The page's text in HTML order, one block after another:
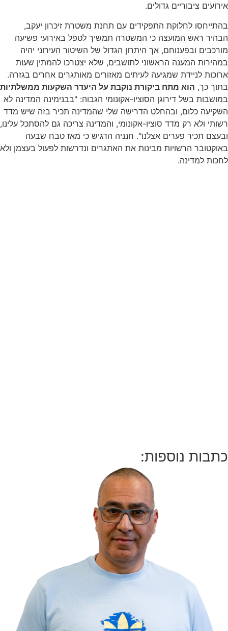
אירועים ציבוריים גדולים.
בהתייחסו לחלוקת התפקידים עם תחנת משטרת זיכרון יעקב,
הבהיר ראש המועצה כי המשטרה תמשיך לטפל באירועי פשיעה
מורכבים ובפענוחם, אך היתרון הגדול של השיטור העירוני יהיה
במהירות המענה הראשוני לתושבים, שלא יצטרכו להמתין שעות
ארוכות לניידת שמגיעה לעיתים מאזורים מאותגרים אחרים בגזרה.
בתוך כך, הוא מתח ביקורת נוקבת על היעדר השקעות ממשלתיות
במושבות בשל דירוגן הסוציו-אקונומי הגבוה: "בבנימינה המדינה לא
השקיעה כלום, ובהחלט הדרישה שלי שהמדינה תכיר בזה שיש מדד
רשותי ולא רק מדד סוציו-אקונומי, והמדינה צריכה גם להסתכל עלינו,
ובעצם תכיר פערים אצלנו". חנניה הדגיש כי מאז טבח שבעה
באוקטובר הרשויות מבינות את האתגרים ונדרשות לפעול בעצמן ולא
לחכות למדינה.
כתבות נוספות: